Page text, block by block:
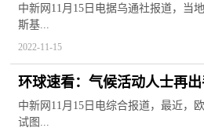
中新网11月15日电据乌通社报道，当
斯基...
2022-11-15
环球速看：气候活动人士再
及木乃伊！
中新网11月15日电综合报道，最近，
试图...